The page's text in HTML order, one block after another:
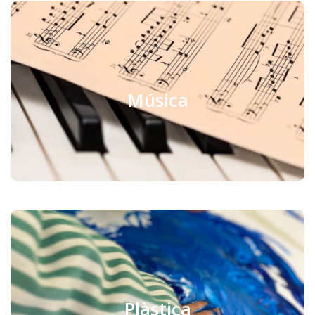
Música
Música
Veure vídeo (Youtube)
Plàstica
Plàsica